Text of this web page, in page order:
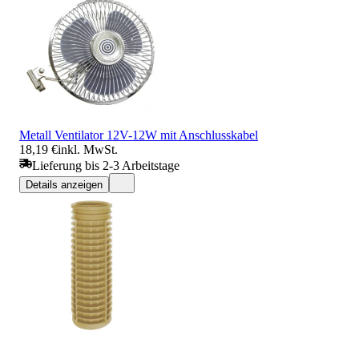
Metall Ventilator 12V-12W mit Anschlusskabel
18,19 €inkl. MwSt.
Lieferung bis 2-3 Arbeitstage
Details anzeigen